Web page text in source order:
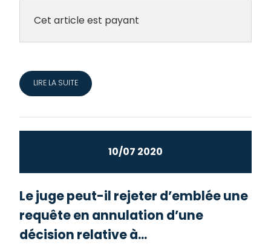
Cet article est payant
LIRE LA SUITE
10/07 2020
Le juge peut-il rejeter d’emblée une
requête en annulation d’une
décision relative à...